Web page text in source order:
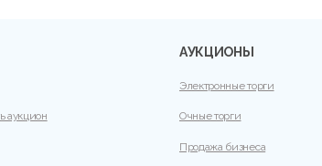
аукцион
АУКЦИОНЫ
Электронные торги
Очные торги
Продажа бизнеса